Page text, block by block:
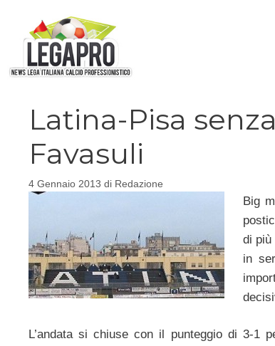
contenuto
Latina-Pisa
Favasuli
4 Gennaio 2013 di Redazione
Big
di
in
L’andata si chiuse con il punteggio di 3-1